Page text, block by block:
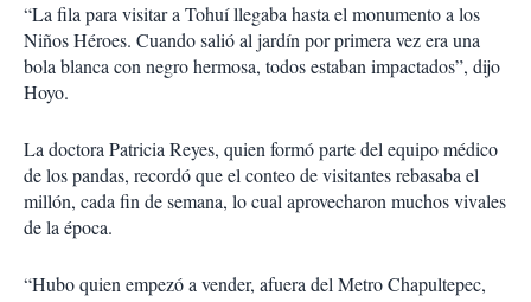
“La fila para visitar a Tohuí llegaba hasta el monumento a los
Niños Héroes. Cuando salió al jardín por primera vez era una
bola blanca con negro hermosa, todos estaban impactados”, dijo
Hoyo.
La doctora Patricia Reyes, quien formó parte del equipo médico
de los pandas, recordó que el conteo de visitantes rebasaba el
millón, cada fin de semana, lo cual aprovecharon muchos vivales
de la época.
“Hubo quien empezó a vender, afuera del Metro Chapultepec,